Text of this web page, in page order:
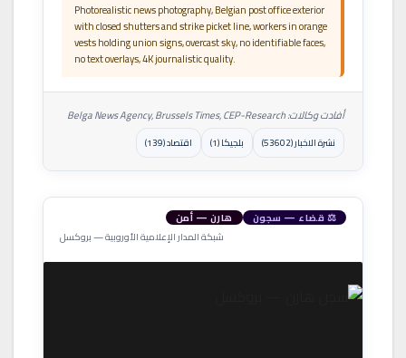
Photorealistic news photography, Belgian post office exterior
with closed shutters and strike picket line, workers in orange
vests holding union signs, overcast sky, no identifiable faces,
no text overlays, 4K journalistic quality.
أفادت وكالات: Belga News Agency, Brussels Times, CEP-Research
نشرة الاخبار (53602) بلجيكا (1) اقتصاد (139)
⚖ قضاء — سجون هارن — أمن
شبكة المدار الإعلامية الأوروبية — بروكسل